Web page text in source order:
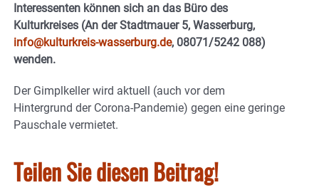
Interessenten können sich an das Büro des
Kulturkreises (An der Stadtmauer 5, Wasserburg,
info@kulturkreis-wasserburg.de, 08071/5242 088)
wenden.
Der Gimplkeller wird aktuell (auch vor dem
Hintergrund der Corona-Pandemie) gegen eine geringe
Pauschale vermietet.
Teilen Sie diesen Beitrag!